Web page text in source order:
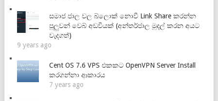
සමාජ ජාල වල බ්ලොක් නොවී Link Share කරන්න
පුලුවන් වෙබ් අඩවියක් (අන්තර්ජාල මුදල් කරන අයට
වැදගත්)
9 years ago
Cent OS 7.6 VPS එකකට OpenVPN Server Install
කරගන්නා ආකාරය
7 years ago